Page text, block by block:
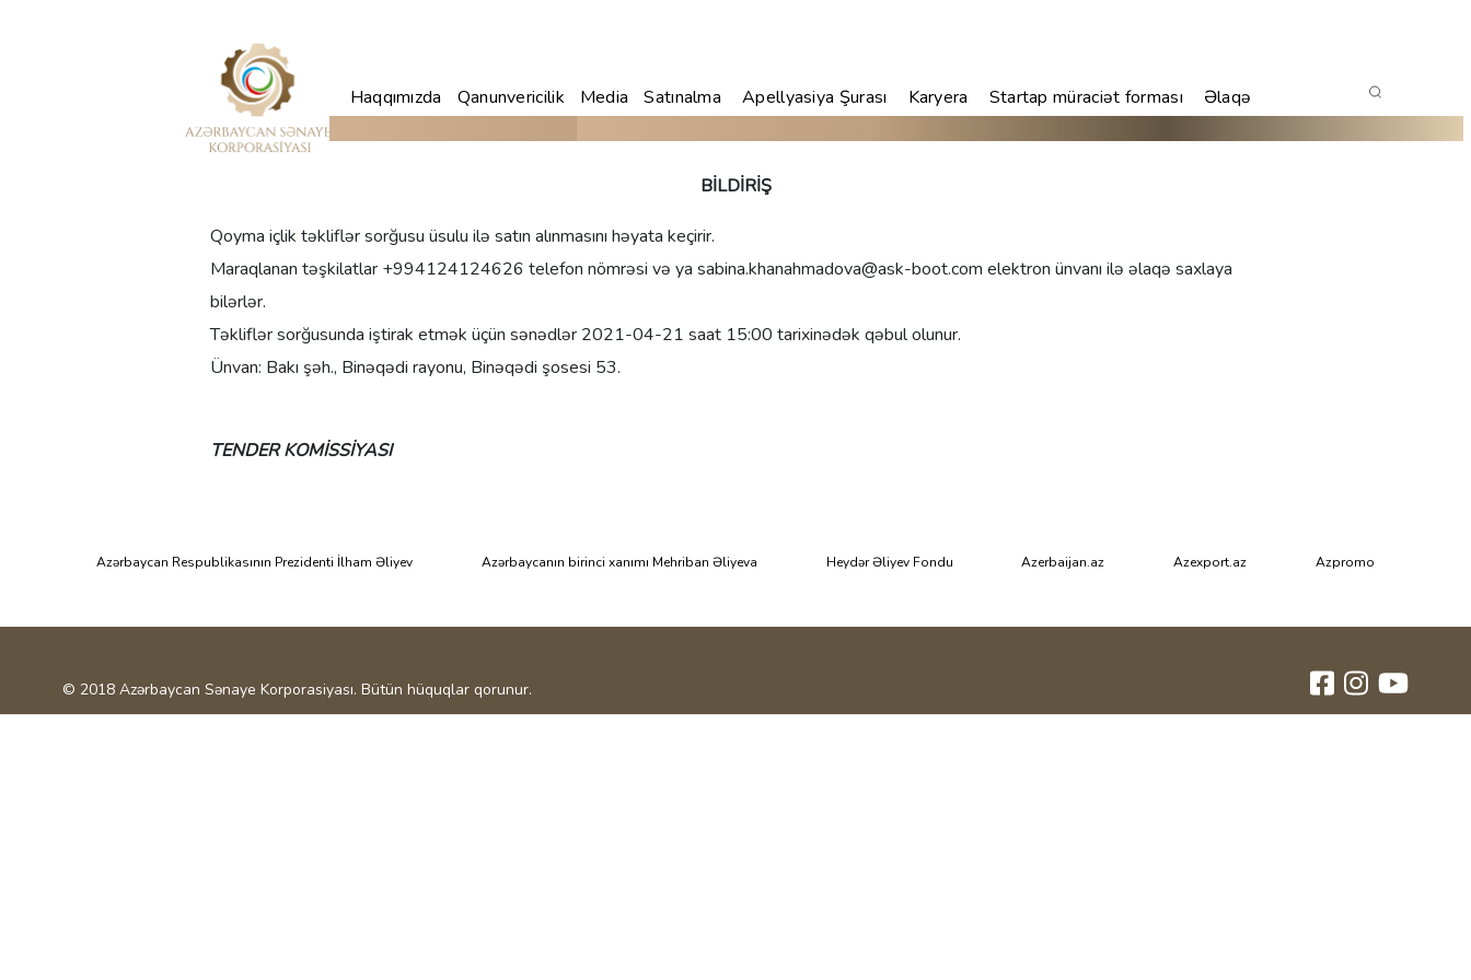
Haqqımızda Qanunvericilik Media Satınalma Apellyasiya Şurası Karyera Startap müraciət forması Əlaqə
BİLDİRİŞ
Qoyma içlik təkliflər sorğusu üsulu ilə satın alınmasını həyata keçirir.
Maraqlanan təşkilatlar +994124124626 telefon nömrəsi və ya sabina.khanahmadova@ask-boot.com elektron ünvanı ilə əlaqə saxlaya
bilərlər.
Təkliflər sorğusunda iştirak etmək üçün sənədlər 2021-04-21 saat 15:00 tarixinədək qəbul olunur.
Ünvan: Bakı şəh., Binəqədi rayonu, Binəqədi şosesi 53.
TENDER KOMİSSİYASI
Azərbaycan Respublikasının Prezidenti İlham Əliyev Azərbaycanın birinci xanımı Mehriban Əliyeva Heydər Əliyev Fondu Azerbaijan.az Azexport.az Azpromo
© 2018 Azərbaycan Sənaye Korporasiyası. Bütün hüquqlar qorunur.